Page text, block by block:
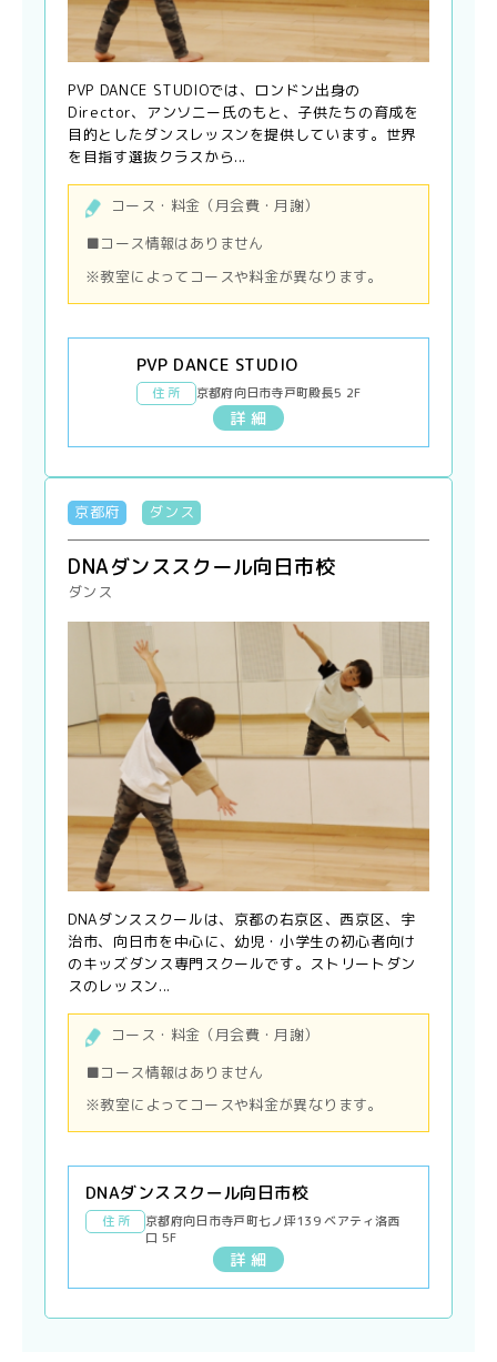
PVP DANCE STUDIOでは、ロンドン出身の
Director、アンソニー氏のもと、子供たちの育成を
目的としたダンスレッスンを提供しています。世界
を目指す選抜クラスから...
コース・料金（月会費・月謝）
■コース情報はありません
※教室によってコースや料金が異なります。
PVP DANCE STUDIO
住 所 京都府向日市寺戸町殿長5 2F
詳 細
京都府 ダンス
DNAダンススクール向日市校
ダンス
DNAダンススクールは、京都の右京区、西京区、宇
治市、向日市を中心に、幼児・小学生の初心者向け
のキッズダンス専門スクールです。ストリートダン
スのレッスン...
コース・料金（月会費・月謝）
■コース情報はありません
※教室によってコースや料金が異なります。
DNAダンススクール向日市校
住 所
京都府向日市寺戸町七ノ坪139 ベアティ洛西
口 5F
詳 細